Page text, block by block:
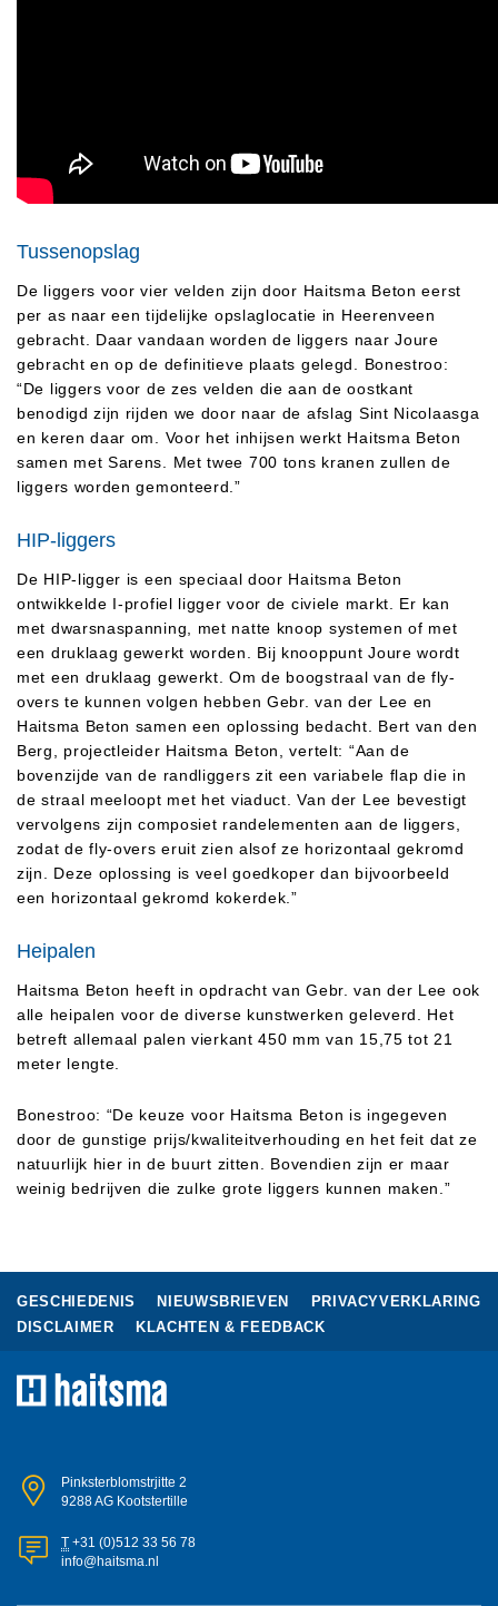
Tussenopslag
De liggers voor vier velden zijn door Haitsma Beton eerst
per as naar een tijdelijke opslaglocatie in Heerenveen
gebracht. Daar vandaan worden de liggers naar Joure
gebracht en op de definitieve plaats gelegd. Bonestroo:
“De liggers voor de zes velden die aan de oostkant
benodigd zijn rijden we door naar de afslag Sint Nicolaasga
en keren daar om. Voor het inhijsen werkt Haitsma Beton
samen met Sarens. Met twee 700 tons kranen zullen de
liggers worden gemonteerd.”
HIP-liggers
De HIP-ligger is een speciaal door Haitsma Beton
ontwikkelde I-profiel ligger voor de civiele markt. Er kan
met dwarsnaspanning, met natte knoop systemen of met
een druklaag gewerkt worden. Bij knooppunt Joure wordt
met een druklaag gewerkt. Om de boogstraal van de fly-
overs te kunnen volgen hebben Gebr. van der Lee en
Haitsma Beton samen een oplossing bedacht. Bert van den
Berg, projectleider Haitsma Beton, vertelt: “Aan de
bovenzijde van de randliggers zit een variabele flap die in
de straal meeloopt met het viaduct. Van der Lee bevestigt
vervolgens zijn composiet randelementen aan de liggers,
zodat de fly-overs eruit zien alsof ze horizontaal gekromd
zijn. Deze oplossing is veel goedkoper dan bijvoorbeeld
een horizontaal gekromd kokerdek.”
Heipalen
Haitsma Beton heeft in opdracht van Gebr. van der Lee ook
alle heipalen voor de diverse kunstwerken geleverd. Het
betreft allemaal palen vierkant 450 mm van 15,75 tot 21
meter lengte.
Bonestroo: “De keuze voor Haitsma Beton is ingegeven
door de gunstige prijs/kwaliteitverhouding en het feit dat ze
natuurlijk hier in de buurt zitten. Bovendien zijn er maar
weinig bedrijven die zulke grote liggers kunnen maken.”
GESCHIEDENIS NIEUWSBRIEVEN
PRIVACYVERKLARING
DISCLAIMER
KLACHTEN & FEEDBACK
Pinksterblomstrjitte 2
9288 AG Kootstertille
T +31 (0)512 33 56 78
info@haitsma.nl